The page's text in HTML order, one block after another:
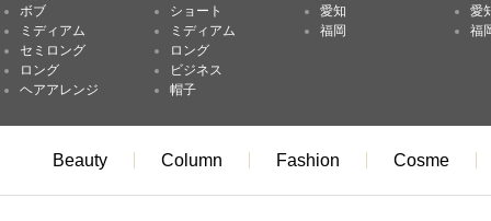
ボブ
ミディアム
セミロング
ロング
ヘアアレンジ
ショート
ミディアム
ロング
ビジネス
帽子
愛知
福岡
愛
福
Beauty Column Fashion Cosme